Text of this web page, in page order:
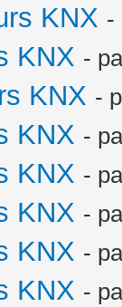
KNX -
KNX -
KNX -
KNX -
KNX -
KNX -
KNX -
KNX -